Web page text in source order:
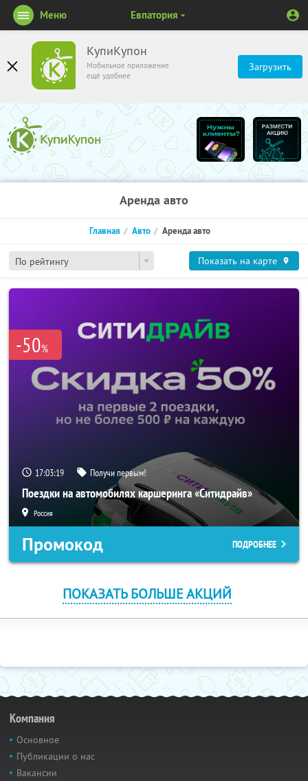
КупиКупон
Мобильное приложение
ещё удобнее
Загрузить
Меню Евпатория
Аренда авто
По рейтингу
Главная Авто Аренда авто
Показать на карте
-50%
17:03:19 Получи первым!
Поездки на автомобилях каршеринга «Ситидрайв»
Россия
Промокод ПОДРОБНЕЕ
ПОКАЗАТЬ БОЛЬШЕ АКЦИЙ
Компания
Основное
Публикации о нас
Вакансии